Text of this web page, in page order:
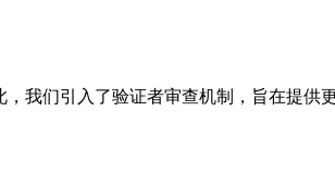
我们引入了验证者审查机制，旨在提供